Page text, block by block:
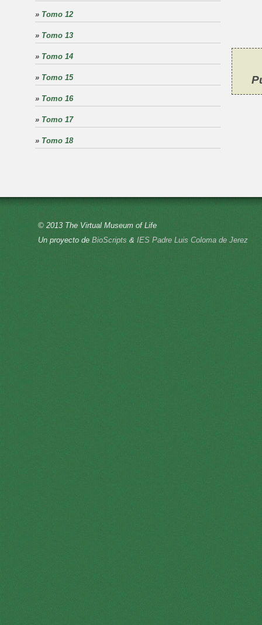
» Tomo 12
» Tomo 13
» Tomo 14
» Tomo 15
» Tomo 16
» Tomo 17
» Tomo 18
© 2013 The Virtual Museum of Life
Un proyecto de BioScripts & IES Padre Luis Coloma de Jerez